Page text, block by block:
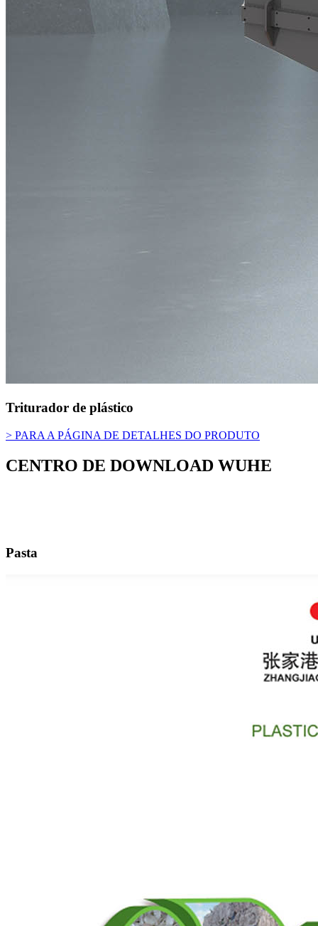
Triturador de plástico
> PARA A PÁGINA DE DETALHES DO PRODUTO
CENTRO DE DOWNLOAD WUHE
Pasta